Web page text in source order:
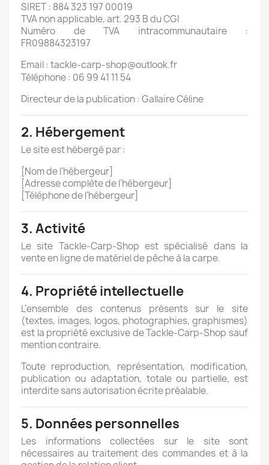
SIRET : 884 323 197 00019
TVA non applicable, art. 293 B du CGI
Numéro de TVA intracommunautaire :
FR09884323197
Email : tackle-carp-shop@outlook.fr
Téléphone : 06 99 41 11 54
Directeur de la publication : Gallaire Céline
2. Hébergement
Le site est hébergé par :
[Nom de l’hébergeur]
[Adresse complète de l’hébergeur]
[Téléphone de l’hébergeur]
3. Activité
Le site Tackle-Carp-Shop est spécialisé dans la
vente en ligne de matériel de pêche à la carpe.
4. Propriété intellectuelle
L’ensemble des contenus présents sur le site
(textes, images, logos, photographies, graphismes)
est la propriété exclusive de Tackle-Carp-Shop sauf
mention contraire.
Toute reproduction, représentation, modification,
publication ou adaptation, totale ou partielle, est
interdite sans autorisation écrite préalable.
5. Données personnelles
Les informations collectées sur le site sont
nécessaires au traitement des commandes et à la